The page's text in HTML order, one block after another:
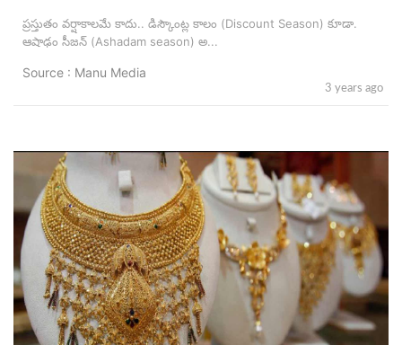
ప్రస్తుతం వర్షాకాలమే కాదు.. డిస్కౌంట్ల కాలం (Discount Season) కూడా.
ఆషాఢం సీజన్ (Ashadam season) అ...
Source : Manu Media
3 years ago